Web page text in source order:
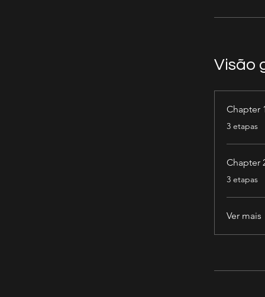
Visão
Chapter
.
3 etapas
Chapter
.
3 etapas
Ver mais